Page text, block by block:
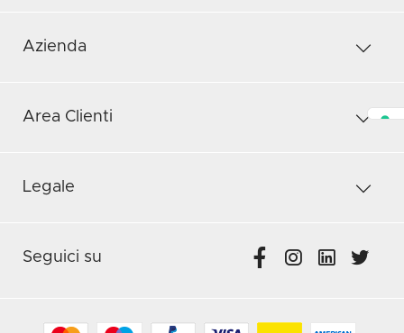
Azienda
Area Clienti
Legale
Seguici su